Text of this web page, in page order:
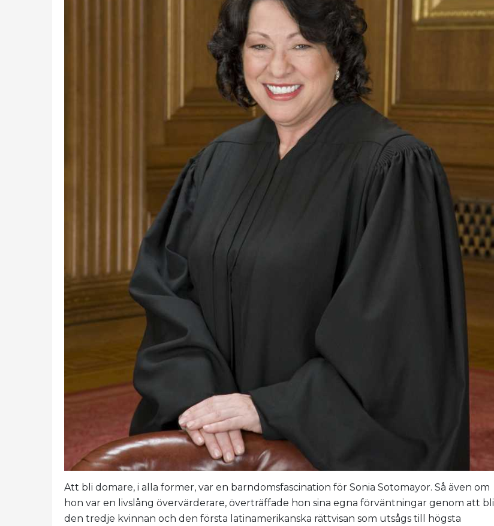
Att bli domare, i alla former, var en barndomsfascination för Sonia Sotomayor. Så även om
hon var en livslång övervärderare, överträffade hon sina egna förväntningar genom att bli
den tredje kvinnan och den första latinamerikanska rättvisan som utsågs till högsta